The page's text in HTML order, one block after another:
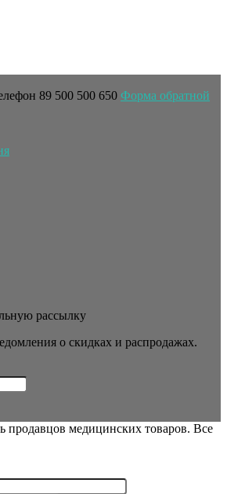
89 500 500 650 Форма обратной
рассылку
о скидках и распродажах.
продавцов медицинских товаров. Все